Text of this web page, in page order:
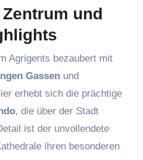
und
Agrigents bezaubert mit
Gassenund
erhebt sich die prächtige
, die über der Stadt
ist der unvollendete
ihren besonderen